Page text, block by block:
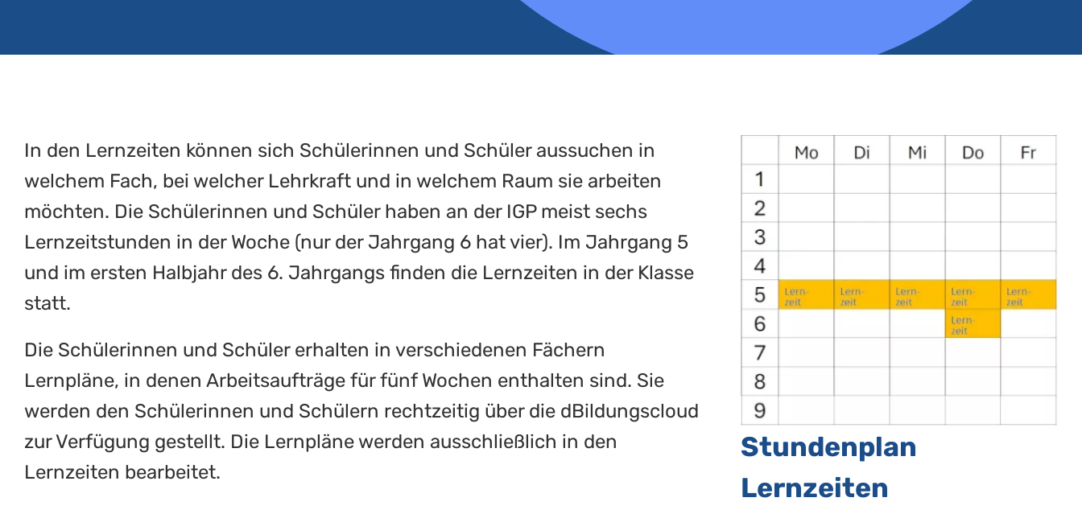
In den Lernzeiten können sich Schülerinnen und Schüler aussuchen in
welchem Fach, bei welcher Lehrkraft und in welchem Raum sie arbeiten
möchten. Die Schülerinnen und Schüler haben an der IGP meist sechs
Lernzeitstunden in der Woche (nur der Jahrgang 6 hat vier). Im Jahrgang 5
und im ersten Halbjahr des 6. Jahrgangs finden die Lernzeiten in der Klasse
statt.
Die Schülerinnen und Schüler erhalten in verschiedenen Fächern
Lernpläne, in denen Arbeitsaufträge für fünf Wochen enthalten sind. Sie
werden den Schülerinnen und Schülern rechtzeitig über die dBildungscloud
zur Verfügung gestellt. Die Lernpläne werden ausschließlich in den
Lernzeiten bearbeitet.
Stundenplan
Lernzeiten